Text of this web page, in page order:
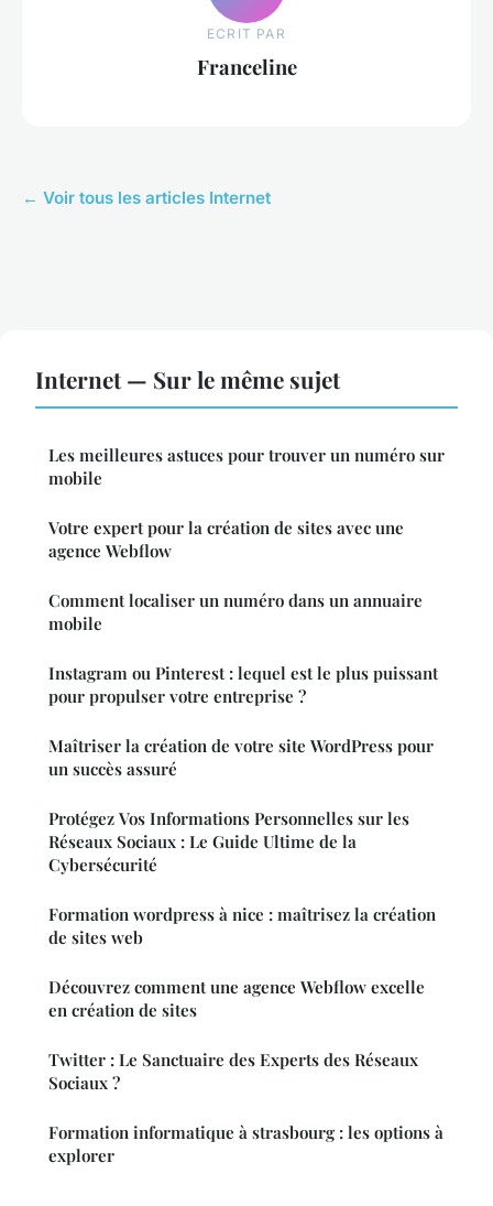
ECRIT PAR
Franceline
← Voir tous les articles Internet
Internet — Sur le même sujet
Les meilleures astuces pour trouver un numéro sur
mobile
Votre expert pour la création de sites avec une
agence Webflow
Comment localiser un numéro dans un annuaire
mobile
Instagram ou Pinterest : lequel est le plus puissant
pour propulser votre entreprise ?
Maîtriser la création de votre site WordPress pour
un succès assuré
Protégez Vos Informations Personnelles sur les
Réseaux Sociaux : Le Guide Ultime de la
Cybersécurité
Formation wordpress à nice : maîtrisez la création
de sites web
Découvrez comment une agence Webflow excelle
en création de sites
Twitter : Le Sanctuaire des Experts des Réseaux
Sociaux ?
Formation informatique à strasbourg : les options à
explorer